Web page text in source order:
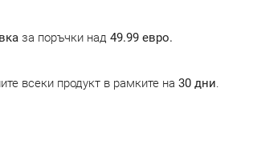
за поръчки над 49.99 евро.
всеки продукт в рамките на 30 дни.